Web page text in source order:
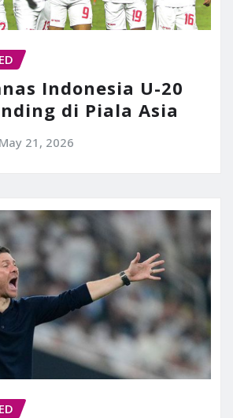
Indonesia U-20
di Piala Asia
May 21, 2026